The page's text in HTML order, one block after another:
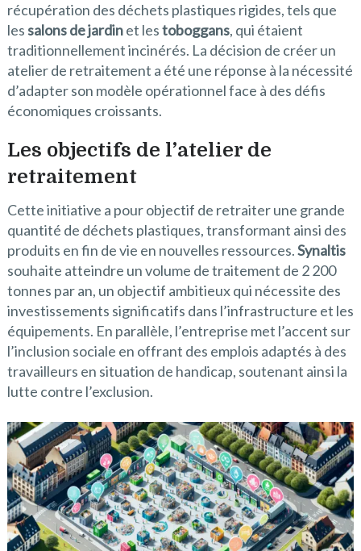
récupération des déchets plastiques rigides, tels que
lessalons de jardinet lestoboggans, qui étaient
traditionnellement incinérés. La décision de créer un
atelier de retraitement a été une réponse à la nécessité
d’adapter son modèle opérationnel face à des défis
économiques croissants.
Les objectifs de l’atelier de
retraitement
Cette initiative a pour objectif de retraiter une grande
quantité de déchets plastiques, transformant ainsi des
produits en fin de vie en nouvelles ressources.Synaltis
souhaite atteindre un volume de traitement de 2 200
tonnes par an, un objectif ambitieux qui nécessite des
investissements significatifs dans l’infrastructure et les
équipements. En parallèle, l’entreprise met l’accent sur
l’inclusion sociale en offrant des emplois adaptés à des
travailleurs en situation de handicap, soutenant ainsi la
lutte contre l’exclusion.